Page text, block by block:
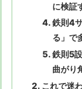
に検証
鉄則4
る」で
鉄則5
曲がり
これで迷